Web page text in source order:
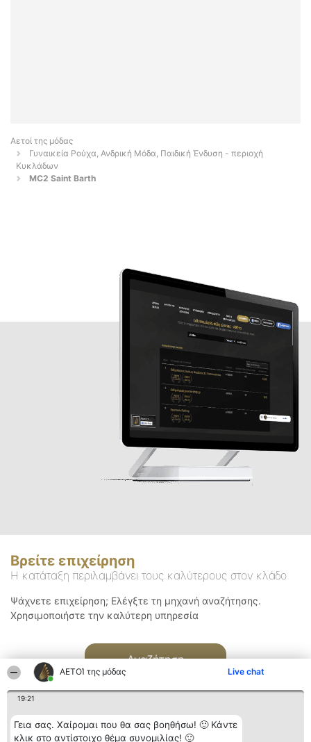
ΑΕΤΟΊ της μόδας Live chat
19:21
Γεια σας. Χαίρομαι που θα σας βοηθήσω! 🙂 Κάντε
κλικ στο αντίστοιχο θέμα συνομιλίας! 🙂
Αετοί της μόδας
Γυναικεία Ρούχα, Ανδρική Μόδα, Παιδική Ένδυση - περιοχή
Κυκλάδων
MC2 Saint Barth
Βρείτε επιχείρηση
Η κατάταξη περιλαμβάνει τους καλύτερους στον κλάδο
Ψάχνετε επιχείρηση; Ελέγξτε τη μηχανή αναζήτησης.
Χρησιμοποιήστε την καλύτερη υπηρεσία
Αναζήτηση